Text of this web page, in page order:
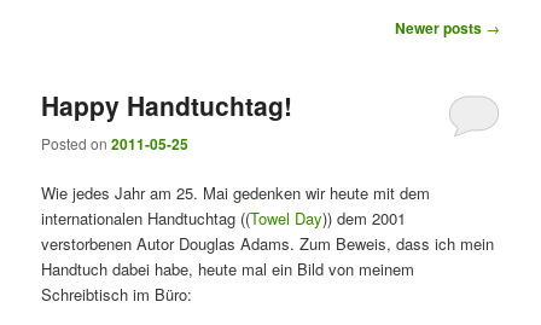
Newer posts →
Happy Handtuchtag!
Posted on2011-05-25
Wie jedes Jahr am 25. Mai gedenken wir heute mit dem
internationalen Handtuchtag ((Towel Day)) dem 2001
verstorbenen Autor Douglas Adams. Zum Beweis, dass ich mein
Handtuch dabei habe, heute mal ein Bild von meinem
Schreibtisch im Büro: